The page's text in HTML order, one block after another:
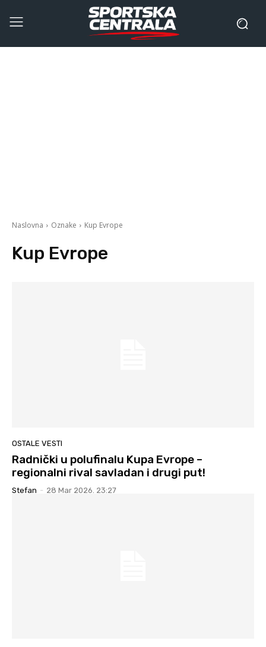
Naslovna Oznake Kup Evrope
Kup Evrope
OSTALE VESTI
Radnički u polufinalu Kupa Evrope –
regionalni rival savladan i drugi put!
Stefan - 28 Mar 2026. 23:27